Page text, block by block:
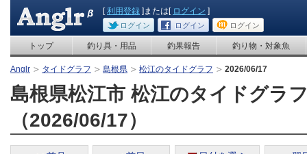
[利用登録 ]または[ ログイン ]
ログイン ログイン ログイン
トップ 釣り具・用品 釣果報告 釣り物・対象魚
Anglr タイドグラフ 島根県 松江のタイドグラフ 2026/06/17
島根県松江市 松江のタイドグラ
（2026/06/17）